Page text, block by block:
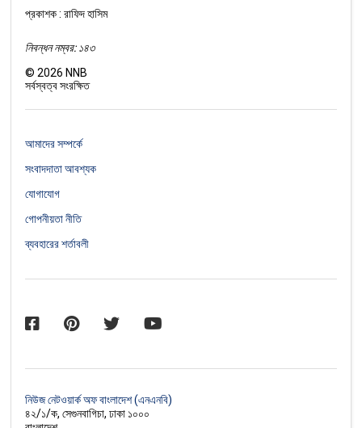
প্রকাশক : রাফিদ হাসিম
নিবন্ধন নম্বর: ১৪৩
©2026 NNB
সর্বস্বত্ব সংরক্ষিত
আমাদের সম্পর্কে
সংবাদদাতা আবশ্যক
যোগাযোগ
গোপনীয়তা নীতি
ব্যবহারের শর্তাবলী
নিউজ নেটওয়ার্ক অফ বাংলাদেশ (এনএনবি)
৪২/১/ক, সেগুনবাগিচা, ঢাকা ১০০০